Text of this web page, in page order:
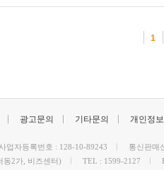
1
광고문의 기타문의 개인정
사업자등록번호 : 128-10-89243
통신판매
동2가, 비즈센터)
TEL : 1599-2127